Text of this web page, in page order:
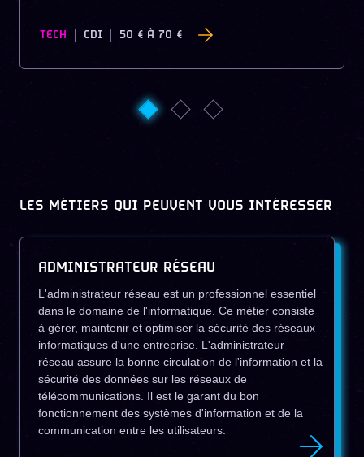
TECH CDI 50 € À 70 €
LES MÉTIERS QUI PEUVENT VOUS INTÉRESSER
ADMINISTRATEUR RÉSEAU
L'administrateur réseau est un professionnel essentiel
dans le domaine de l'informatique. Ce métier consiste
à gérer, maintenir et optimiser la sécurité des réseaux
informatiques d'une entreprise. L'administrateur
réseau assure la bonne circulation de l'information et la
sécurité des données sur les réseaux de
télécommunications. Il est le garant du bon
fonctionnement des systèmes d'information et de la
communication entre les utilisateurs.